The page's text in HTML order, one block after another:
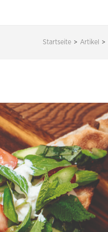
Startseite > Artikel >